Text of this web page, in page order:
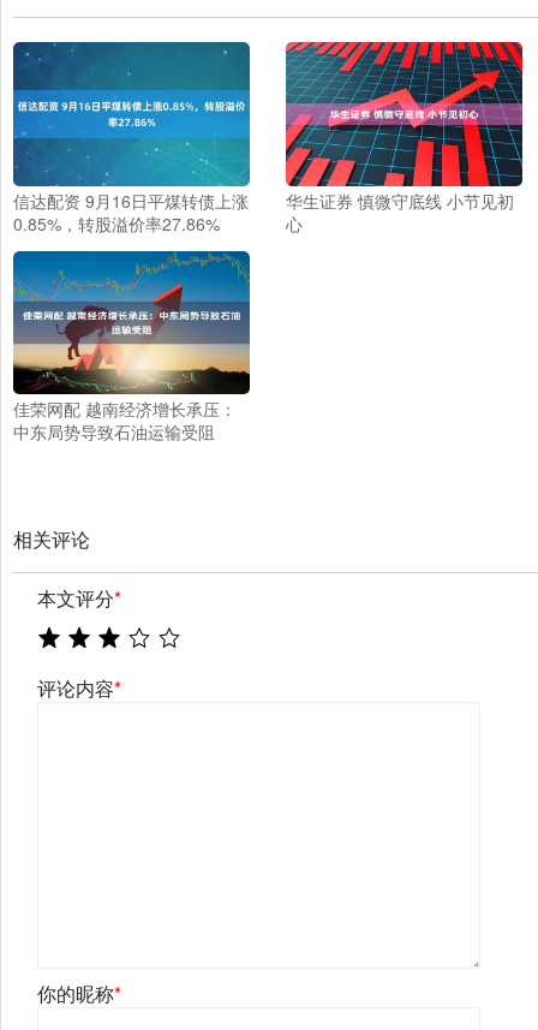
信达配资 9月16日平煤转债上涨
0.85%，转股溢价率27.86%
华生证券 慎微守底线 小节见初
心
佳荣网配 越南经济增长承压：
中东局势导致石油运输受阻
相关评论
本文评分*
评论内容*
你的昵称*